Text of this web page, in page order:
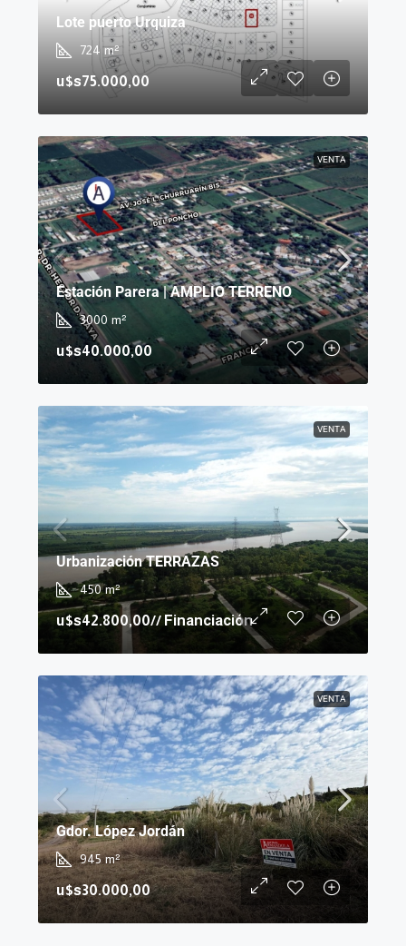
Lote puerto Urquiza
724 m²
u$s75.000,00
VENTA
Estación Parera | AMPLIO TERRENO
3000 m²
u$s40.000,00
VENTA
Urbanización TERRAZAS
450 m²
u$s42.800,00// Financiación
VENTA
Gdor. López Jordán
945 m²
u$s30.000,00